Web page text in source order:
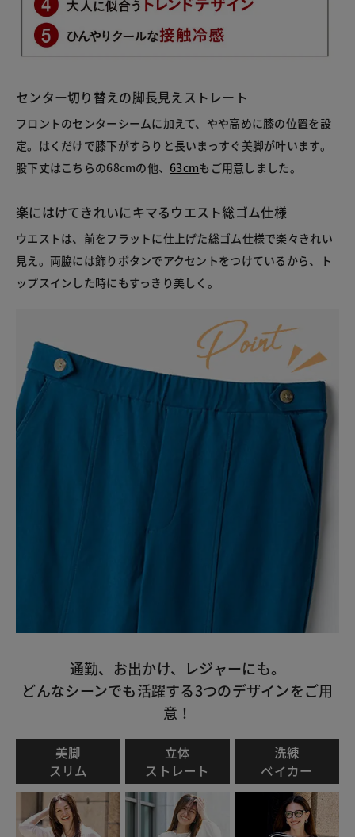
センター切り替えの脚長見えストレート
フロントのセンターシームに加えて、やや高めに膝の位置を設
定。はくだけで膝下がすらりと長いまっすぐ美脚が叶います。
股下丈はこちらの68cmの他、63cmもご用意しました。
楽にはけてきれいにキマるウエスト総ゴム仕様
ウエストは、前をフラットに仕上げた総ゴム仕様で楽々きれい
見え。両脇には飾りボタンでアクセントをつけているから、ト
ップスインした時にもすっきり美しく。
通勤、お出かけ、レジャーにも。
どんなシーンでも活躍する3つのデザインをご用
意！
美脚
スリム
立体
ストレート
洗練
ベイカー